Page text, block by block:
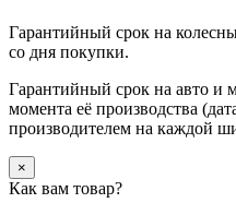
Гарантийный срок на
со дня покупки.
Гарантийный срок на авто и
момента её производства
производителем на каждой
×
Как вам товар?